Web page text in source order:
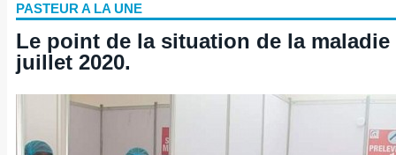
PASTEUR A LA UNE
Le point de la situation de la
juillet 2020.